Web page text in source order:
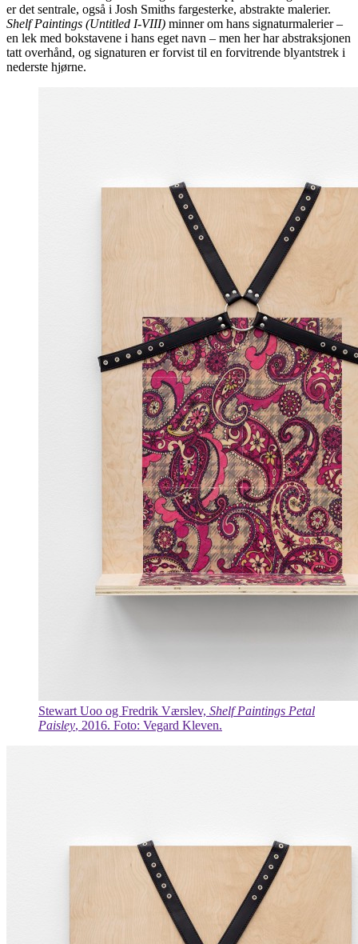
er det sentrale, også i Josh Smiths fargesterke, abstrakte malerier.
Shelf Paintings (Untitled I-VIII) minner om hans signaturmalerier –
en lek med bokstavene i hans eget navn – men her har abstraksjonen
tatt overhånd, og signaturen er forvist til en forvitrende blyantstrek i
nederste hjørne.
Stewart Uoo og Fredrik Værslev, Shelf Paintings Petal
Paisley, 2016. Foto: Vegard Kleven.